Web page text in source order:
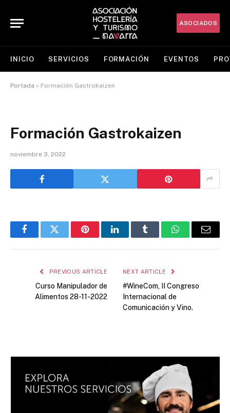
ASOCIADOS
INICIO SERVICIOS FORMACIÓN EVENTOS
Portada » Formación Gastrokaizen
Formación Gastrokaizen
noviembre 3, 2022
FacebookTwitter PinterestLinkedInTumblr WhatsAppEmail
PREVIOUS ARTICLE
Curso Manipulador de
Alimentos 28-11-2022
NEXT ARTICLE
#WineCom, II Congreso
Internacional de
Comunicación y Vino.